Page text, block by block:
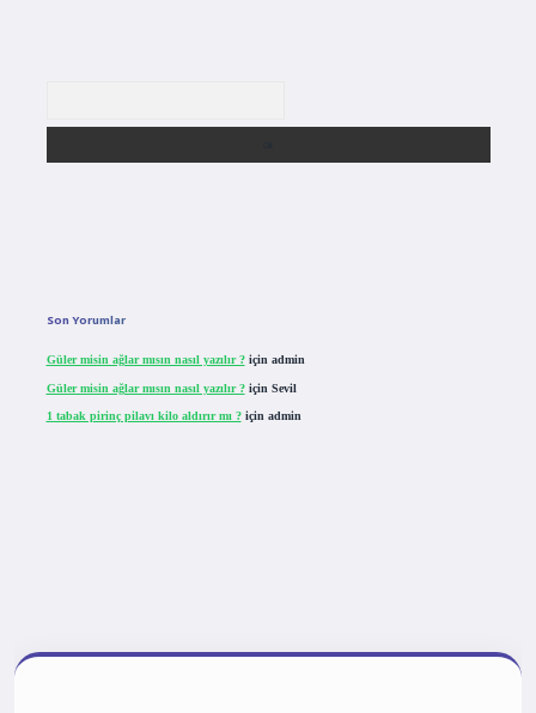
Son Yorumlar
Güler misin ağlar mısın nasıl yazılır ?için admin
Güler misin ağlar mısın nasıl yazılır ?için Sevil
1 tabak pirinç pilavı kilo aldırır mı ?için admin